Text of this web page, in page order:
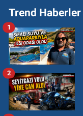
Trend Haberler
1
2